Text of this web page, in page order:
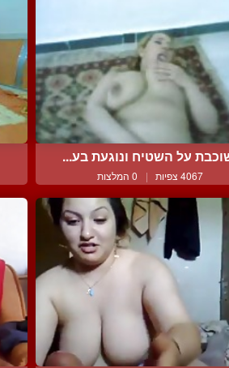
על השטיח ונוגעת בע...
4067 צפיות | 0 המלצות